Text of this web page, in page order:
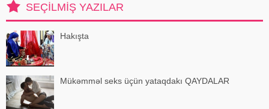
SEÇILMIŞ YAZILAR
Hakışta
Mükəmməl seks üçün yataqdakı QAYDALAR